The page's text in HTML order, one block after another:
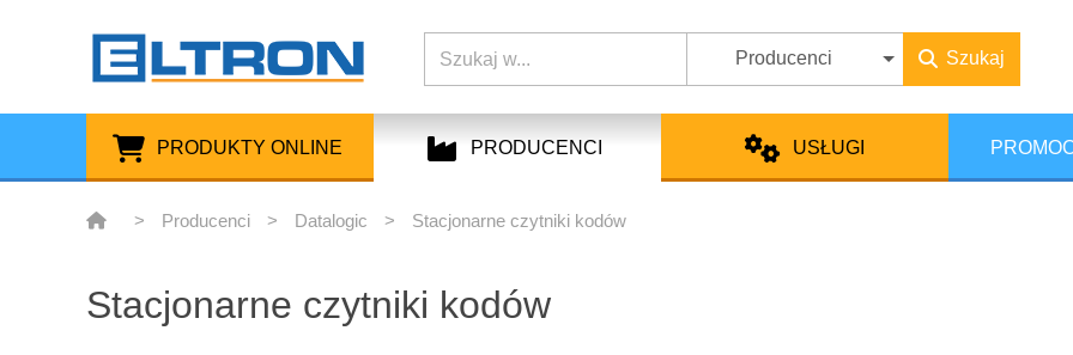
Producenci Szukaj
PRODUKTY ONLINE PRODUCENCI USŁUGI
> Producenci > Datalogic > Stacjonarne czytniki kodów
Stacjonarne czytniki kodów